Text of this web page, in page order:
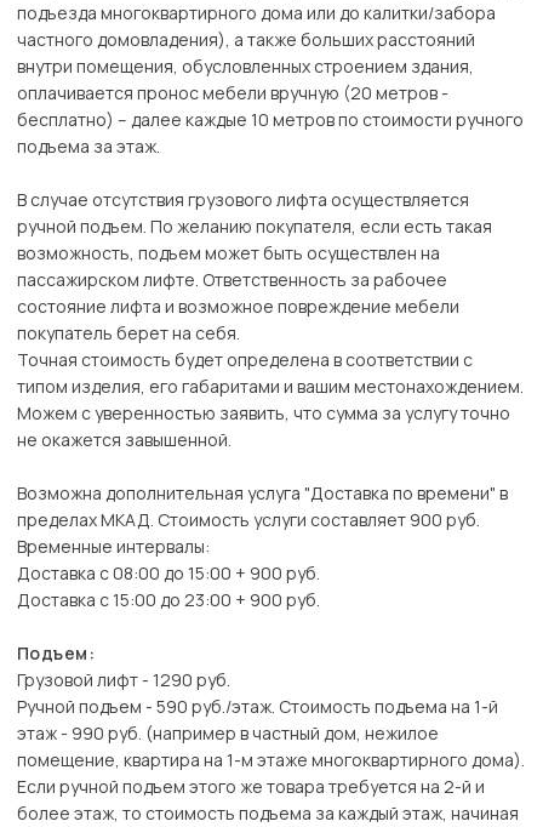
подъезда многоквартирного дома или до калитки/забора
частного домовладения), а также больших расстояний
внутри помещения, обусловленных строением здания,
оплачивается пронос мебели вручную (20 метров -
бесплатно) – далее каждые 10 метров по стоимости ручного
подъема за этаж.
В случае отсутствия грузового лифта осуществляется
ручной подъем. По желанию покупателя, если есть такая
возможность, подъем может быть осуществлен на
пассажирском лифте. Ответственность за рабочее
состояние лифта и возможное повреждение мебели
покупатель берет на себя.
Точная стоимость будет определена в соответствии с
типом изделия, его габаритами и вашим местонахождением.
Можем с уверенностью заявить, что сумма за услугу точно
не окажется завышенной.
Возможна дополнительная услуга "Доставка по времени" в
пределах МКАД. Стоимость услуги составляет 900 руб.
Временные интервалы:
Доставка с 08:00 до 15:00 + 900 руб.
Доставка с 15:00 до 23:00 + 900 руб.
Подъем:
Грузовой лифт - 1290 руб.
Ручной подъем - 590 руб./этаж. Стоимость подъема на 1-й
этаж - 990 руб. (например в частный дом, нежилое
помещение, квартира на 1-м этаже многоквартирного дома).
Если ручной подъем этого же товара требуется на 2-й и
более этаж, то стоимость подъема за каждый этаж, начиная